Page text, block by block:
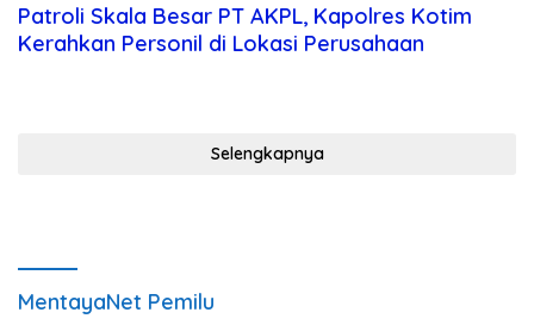
Patroli Skala Besar PT AKPL, Kapolres Kotim
Kerahkan Personil di Lokasi Perusahaan
Selengkapnya
MentayaNet Pemilu